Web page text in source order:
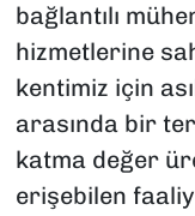
bağlantılı
hizmetlerine
kentimiz için
arasında bir
katma değer
erişebilen